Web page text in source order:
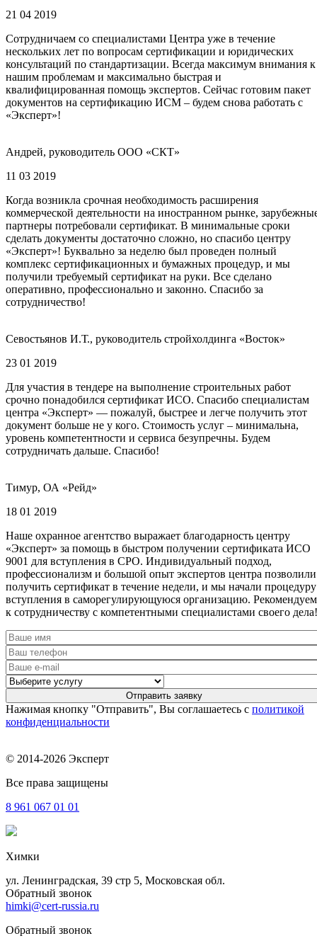
21 04 2019
Сотрудничаем со специалистами Центра уже в течение
нескольких лет по вопросам сертификации и юридических
консультаций по стандартизации. Всегда максимум внимания к
нашим проблемам и максимально быстрая и
квалифицированная помощь экспертов. Сейчас готовим пакет
документов на сертификацию ИСМ – будем снова работать с
«Эксперт»!
Андрей, руководитель ООО «СКТ»
11 03 2019
Когда возникла срочная необходимость расширения
коммерческой деятельности на иностранном рынке,
партнеры потребовали сертификат. В минимальные сроки
сделать документы достаточно сложно, но спасибо центру
«Эксперт»! Буквально за неделю был проведен полный
комплекс сертификационных и бумажных процедур, и мы
получили требуемый сертификат на руки. Все сделано
оперативно, профессионально и законно. Спасибо за
сотрудничество!
Севостьянов И.Т., руководитель стройхолдинга «Восток»
23 01 2019
Для участия в тендере на выполнение строительных работ
срочно понадобился сертификат ИСО. Спасибо специалистам
центра «Эксперт» — пожалуй, быстрее и легче получить этот
документ больше не у кого. Стоимость услуг – минимальна,
уровень компетентности и сервиса безупречны. Будем
сотрудничать дальше. Спасибо!
Тимур, ОА «Рейд»
18 01 2019
Наше охранное агентство выражает благодарность центру
«Эксперт» за помощь в быстром получении сертификата ИСО
9001 для вступления в СРО. Индивидуальный подход,
профессионализм и большой опыт экспертов центра позволили
получить сертификат в течение недели, и мы начали процедуру
вступления в саморегулирующуюся организацию. Рекомендуем
к сотрудничеству с компетентными специалистами своего дела!
Нажимая кнопку "Отправить", Вы соглашаетесь с политикой
конфиденциальности
© 2014-2026 Эксперт
Все права защищены
8 961 067 01 01
Химки
ул. Ленинградская, 39 стр 5, Московская обл.
Обратный звонок
himki@cert-russia.ru
Обратный звонок